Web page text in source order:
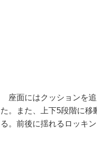
座面にはクッションを
た。また、上下5段階に移
る。前後に揺れるロッキ